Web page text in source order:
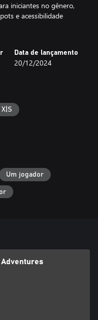
iniciantes no gênero,
e acessibilidade
Data de lançamento
20/12/2024
Um jogador